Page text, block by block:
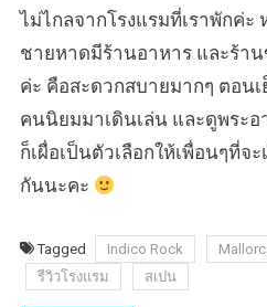
ไม่ไกลจากโรงแรมที่เราพักค่ะ
ชายหาดมีร้านอาหาร และร้า
ค่ะ คือสะดวกสบายมากๆ ตอน
คนนิยมมาเดินเล่น และดูพระอ
ก็เผื่อเป็นตัวเลือกให้เพื่อนๆที่จ
กันนะคะ
Tagged Indico Rock
รีวิวโรงแรม
สเปน